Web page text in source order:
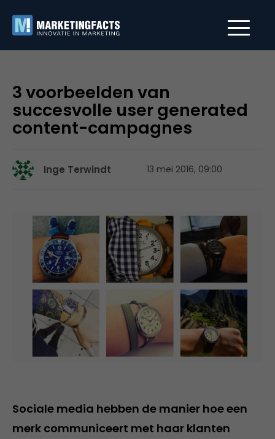
3 voorbeelden van
succesvolle user generated
content-campagnes
Inge Terwindt 13 mei 2016, 09:00
Sociale media hebben de manier hoe een
merk communiceert met haar klanten